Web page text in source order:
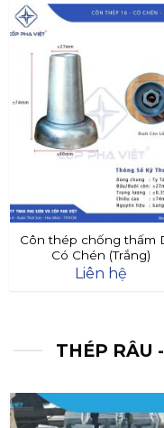
Côn thép chống thấm
Có Chén (Trắng)
Liên hệ
THÉP RÂU